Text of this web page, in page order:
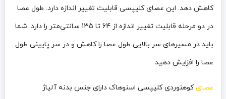
کاهش دهد. این عصای کلیپسی قابلیت تغییر اندازه دارد. طول عصا
در دو مرحله قابلیت تغییر اندازه از 64 تا 135 سانتی‌متر را دارد. شما
باید در مسیرهای سر بالایی طول عصا را کاهش و در سر پایینی طول
عصا را افزایش دهید.
عصایکوهنوردی کلیپسی اسنوهاک دارای جنس بدنهآلیاژ